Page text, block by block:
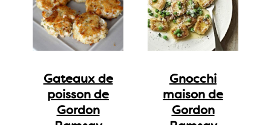
Gateaux de
poisson de
Gordon
Gnocchi
maison de
Gordon